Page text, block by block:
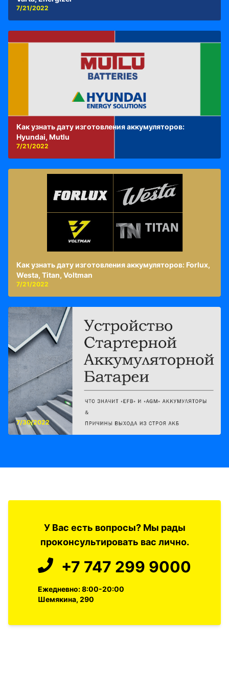
7/21/2022
Как узнать дату изготовления аккумуляторов:
Hyundai, Mutlu
7/21/2022
Как узнать дату изготовления аккумуляторов: Forlux,
Westa, Titan, Voltman
7/21/2022
7/30/2022
У Вас есть вопросы? Мы рады
проконсультировать вас лично.
+7 747 299 9000
Ежедневно: 8:00-20:00
Шемякина, 290